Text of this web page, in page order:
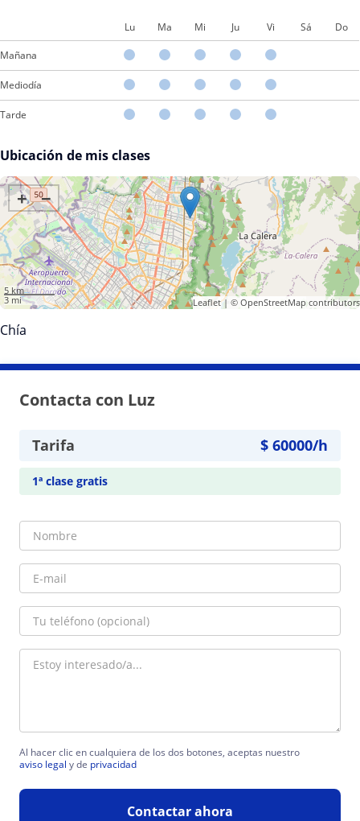
Lu Ma Mi Ju Vi Sá Do
Mañana
Mediodía
Tarde
Ubicación de mis clases
+ −
5 km
3 mi
Leaflet| © OpenStreetMap contributors
Chía
Contacta con Luz
Tarifa $ 60000/h
1ª clase gratis
Al hacer clic en cualquiera de los dos botones, aceptas nuestro
aviso legal y de privacidad
Contactar ahora